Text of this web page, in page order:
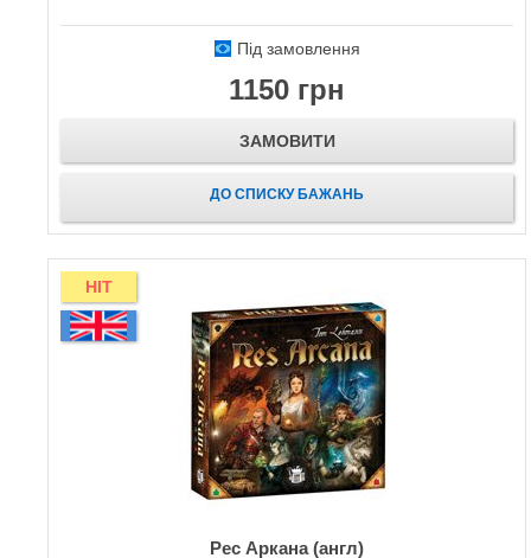
Під замовлення
1150 грн
ЗАМОВИТИ
ДО СПИСКУ БАЖАНЬ
HIT
Рес Аркана (англ)